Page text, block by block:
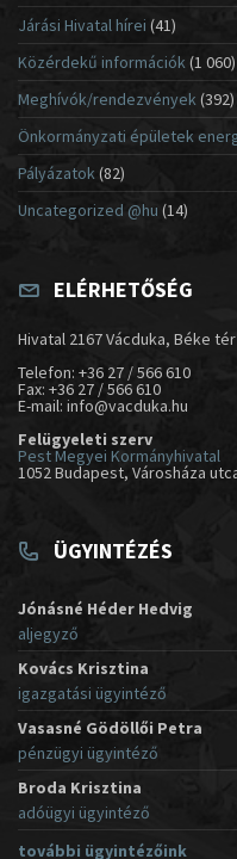
Járási Hivatal hírei (41)
Közérdekű információk(1 060)
Meghívók/rendezvények (392)
Önkormányzati épületek
Pályázatok (82)
Uncategorized @hu (14)
ELÉRHETŐSÉG
Hivatal 2167 Vácduka, Béke tér
Telefon: +36 27 / 566 610
Fax: +36 27 / 566 610
E-mail: info@vacduka.hu
Felügyeleti szerv
Pest Megyei Kormányhivatal
1052 Budapest, Városháza
ÜGYINTÉZÉS
Jónásné Héder Hedvig
aljegyző
Kovács Krisztina
igazgatási ügyintéző
Vasasné Gödöllői Petra
pénzügyi ügyintéző
Broda Krisztina
adóügyi ügyintéző
további ügyintézőink